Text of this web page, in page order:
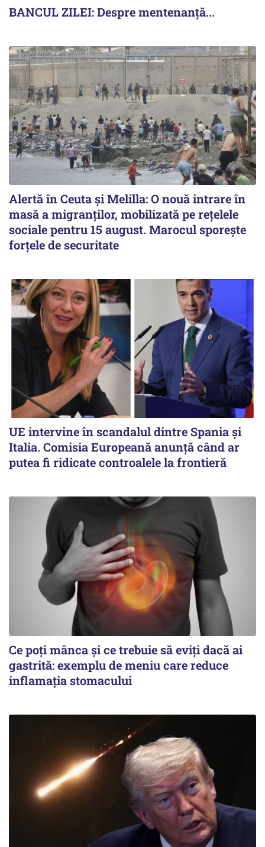
BANCUL ZILEI: Despre mentenanță...
Alertă în Ceuta și Melilla: O nouă intrare în
masă a migranților, mobilizată pe rețelele
sociale pentru 15 august. Marocul sporește
forțele de securitate
UE intervine în scandalul dintre Spania și
Italia. Comisia Europeană anunță când ar
putea fi ridicate controalele la frontieră
Ce poți mânca și ce trebuie să eviți dacă ai
gastrită: exemplu de meniu care reduce
inflamația stomacului